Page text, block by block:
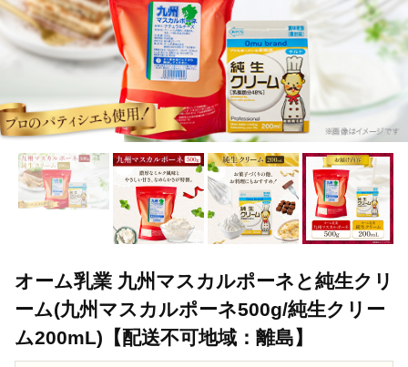
オーム乳業 九州マスカルポーネと純生クリ
ーム(九州マスカルポーネ500g/純生クリー
ム200mL)【配送不可地域：離島】